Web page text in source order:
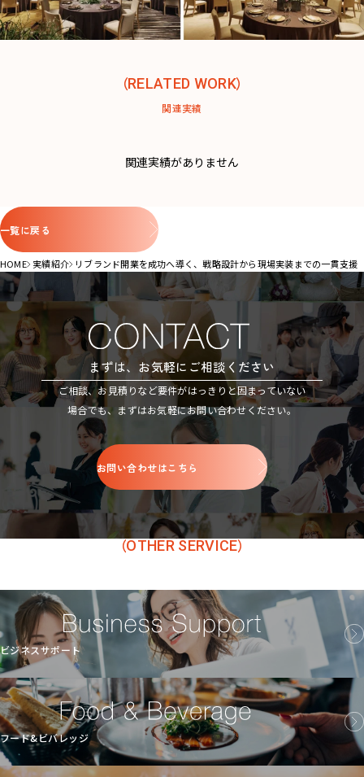
RELATED WORK
関連実績
関連実績がありません
一覧に戻る
HOME 実績紹介 リブランド開業を成功へ導く、戦略設計から現場実装までの一貫支援
まずは、お気軽にご相談ください
ご相談、お見積りなど要件がはっきりと固まっていない
場合でも、まずはお気軽にお問い合わせください。
お問い合わせはこちら
OTHER SERVICE
ビジネスサポート
フード&ビバレッジ